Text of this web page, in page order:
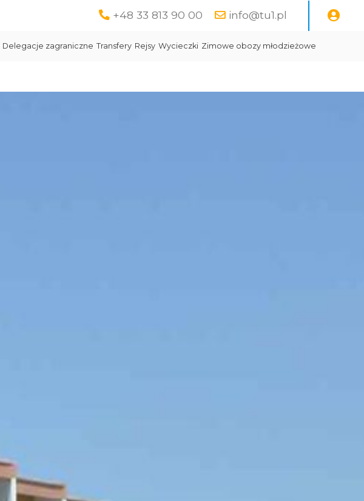
+48 33 813 90 00 info@tu1.pl
Delegacje zagraniczne Transfery Rejsy Wycieczki Zimowe obozy młodzieżowe